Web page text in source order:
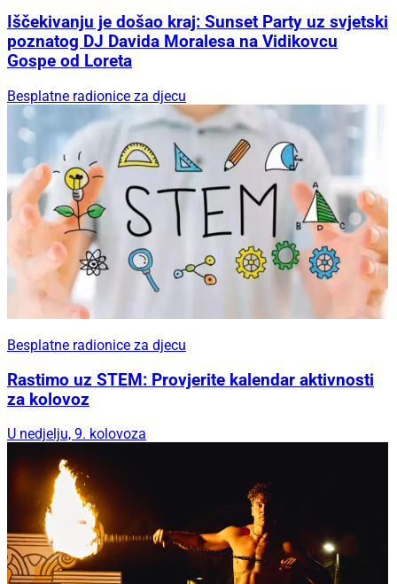
Iščekivanju je došao kraj: Sunset Party uz svjetski
poznatog DJ Davida Moralesa na Vidikovcu
Gospe od Loreta
Besplatne radionice za djecu
Besplatne radionice za djecu
Rastimo uz STEM: Provjerite kalendar aktivnosti
za kolovoz
U nedjelju, 9. kolovoza